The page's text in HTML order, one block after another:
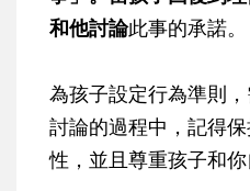
和他討論此事的承諾。
為孩子設定行為準則
討論的過程中，記得
性，並且尊重孩子和你